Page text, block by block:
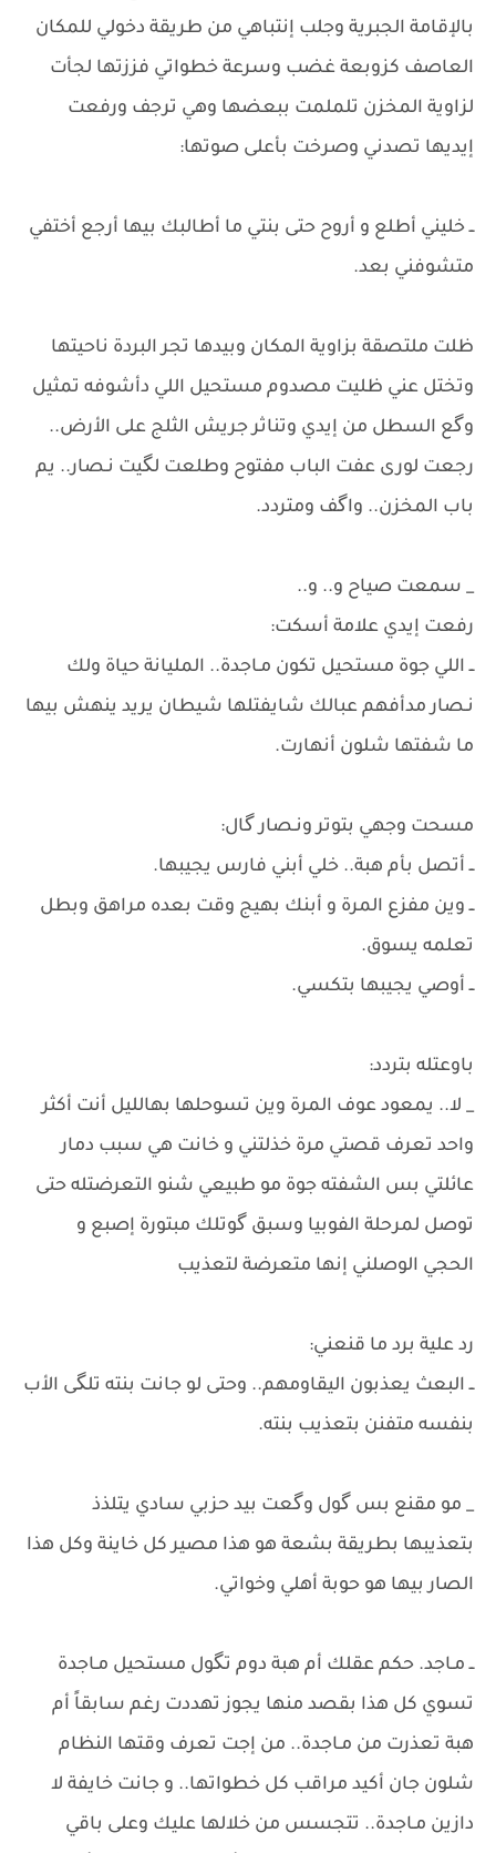
بالإقامة الجبرية وجلب إنتباهي من طريقة دخولي للمكان
العاصف كزوبعة غضب وسرعة خطواتي فززتها لجأت
لزاوية المخزن تلملمت ببعضها وهي ترجف ورفعت
إيديها تصدني وصرخت بأعلى صوتها:
ــ خليني أطلع و أروح حتى بنتي ما أطالبك بيها أرجع أختفي
متشوفني بعد.
​ظلت ملتصقة بزاوية المكان وبيدها تجر البردة ناحيتها
وتختل عني ظليت مصدوم مستحيل اللي دأشوفه تمثيل
وگع السطل من إيدي وتناثر جريش الثلج على الأرض..
رجعت لورى عفت الباب مفتوح وطلعت لگيت نـصار.. يم
باب المخزن.. واگف ومتردد.
_ سمعت صياح و.. و..
​رفعت إيدي علامة أسكت:
​ــ اللي جوة مستحيل تكون مـاجدة.. المليانة حياة ولك
نـصار مدأفهم عبالك شايفتلها شيطان يريد ينهش بيها
ما شفتها شلون أنهارت.
​مسحت وجهي بتوتر ونـصار گال:
ــ أتصل بأم هبة.. خلي أبني فارس يجيبها.
​ــ وين مفزع المرة و أبنك بهيج وقت بعده مراهق وبطل
تعلمه يسوق.
​ــ أوصي يجيبها بتكسي.
​باوعتله بتردد:
_ لا.. يمعود عوف المرة وين تسوحلها بهالليل أنت أكثر
واحد تعرف قصتي مرة خذلتني و خانت هي سبب دمار
عائلتي بس الشفته جوة مو طبيعي شنو التعرضتله حتى
توصل لمرحلة الفوبيا وسبق گوتلك مبتورة إصبع و
الحجي الوصلني إنها متعرضة لتعذيب
​رد علية برد ما قنعني:
ــ البعث يعذبون اليقاومهم.. وحتى لو جانت بنته تلگى الأب
بنفسه متفنن بتعذيب بنته.
_ مو مقنع بس گول وگعت بيد حزبي سادي يتلذذ
بتعذيبها بطريقة بشعة هو هذا مصير كل خاينة وكل هذا
الصار بيها هو حوبة أهلي وخواتي.
​ــ مـاجد. حكم عقلك أم هبة دوم تگول مستحيل مـاجدة
تسوي كل هذا بقصد منها يجوز تهددت رغم سابقاً أم
هبة تعذرت من مـاجدة.. من إجت تعرف وقتها النظام
شلون جان أكيد مراقب كل خطواتها.. و جانت خايفة لا
دازين مـاجدة.. تتجسس من خلالها عليك وعلى باقي